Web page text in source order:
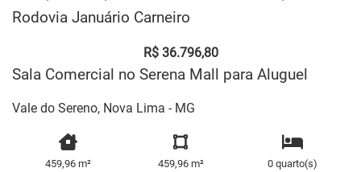
Rodovia Januário Carneiro
R$ 36.796,80
Sala Comercial no Serena Mall para Aluguel
Vale do Sereno, Nova Lima - MG
459,96 m² 459,96 m² 0 quarto(s)